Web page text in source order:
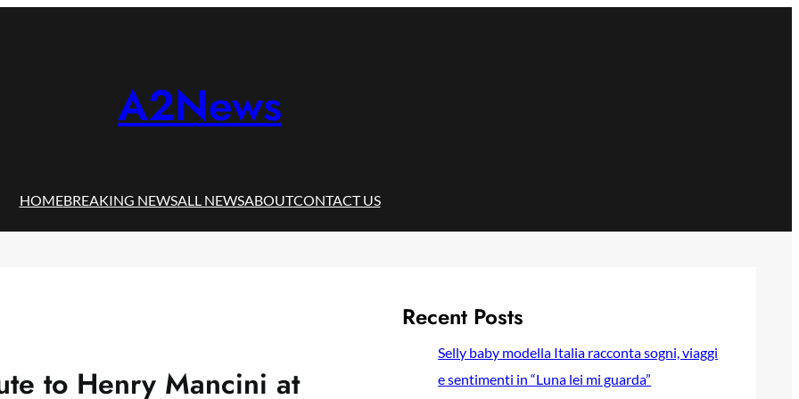
A2News
HOMEBREAKING NEWSALL NEWSABOUTCONTACT US
to Henry Mancini at
Recent Posts
Selly baby modella Italia racconta sogni, viaggi
e sentimenti in “Luna lei mi guarda”